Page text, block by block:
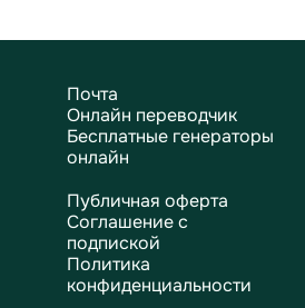
Почта
Онлайн переводчик
Бесплатные генераторы
онлайн
Публичная оферта
Соглашение с
подпиской
Политика
конфиденциальности